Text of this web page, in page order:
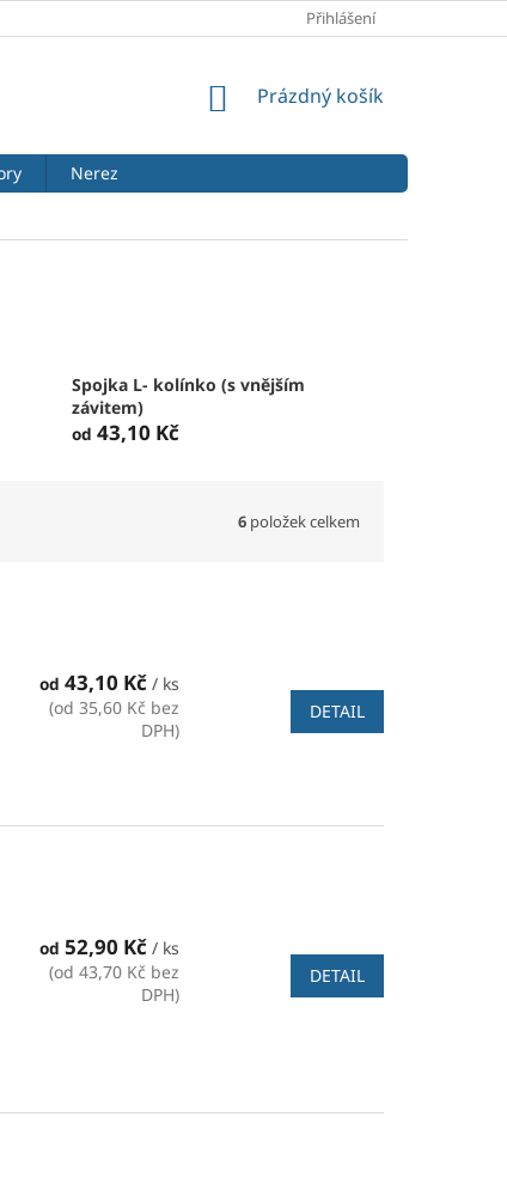
PODMÍNKY OCHRANY OSOBNÍCH ÚDAJŮ
Přihlášení
NÁKUPNÍ
Prázdný košík
Nerez
Spojka L- kolínko (s vnějším
závitem)
od 43,10 Kč
6 položek celkem
od 43,10 Kč/ ks
(od 35,60 Kč bez
DPH)
DETAIL
od 52,90 Kč/ ks
(od 43,70 Kč bez
DPH)
DETAIL